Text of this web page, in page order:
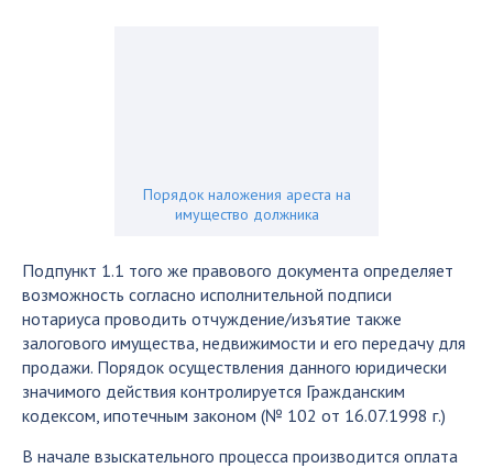
Порядок наложения ареста на
имущество должника
Подпункт 1.1 того же правового документа определяет
возможность согласно исполнительной подписи
нотариуса проводить отчуждение/изъятие также
залогового имущества, недвижимости и его передачу для
продажи. Порядок осуществления данного юридически
значимого действия контролируется Гражданским
кодексом, ипотечным законом (№ 102 от 16.07.1998 г.)
В начале взыскательного процесса производится оплата